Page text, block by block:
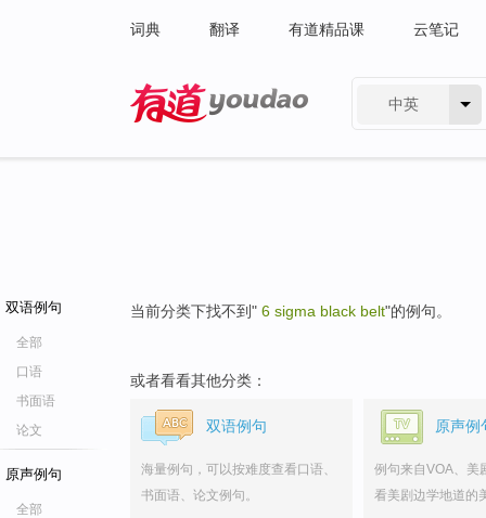
词典 翻译 有道精品课 云笔记
中英
双语例句
全部
口语
书面语
论文
原声例句
全部
当前分类下找不到" 6 sigma black belt"的例句。
或者看看其他分类：
双语例句
海量例句，可以按难度查看口语、
书面语、论文例句。
原声例
例句来自VOA、美
看美剧边学地道的